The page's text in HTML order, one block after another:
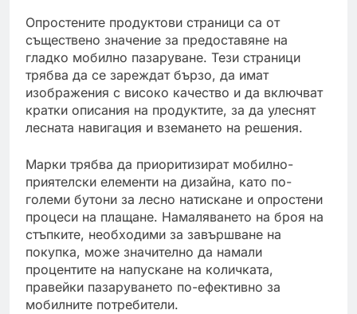
Опростените продуктови страници са от
съществено значение за предоставяне на
гладко мобилно пазаруване. Тези страници
трябва да се зареждат бързо, да имат
изображения с високо качество и да включват
кратки описания на продуктите, за да улеснят
лесната навигация и вземането на решения.
Марки трябва да приоритизират мобилно-
приятелски елементи на дизайна, като по-
големи бутони за лесно натискане и опростени
процеси на плащане. Намаляването на броя на
стъпките, необходими за завършване на
покупка, може значително да намали
процентите на напускане на количката,
правейки пазаруването по-ефективно за
мобилните потребители.